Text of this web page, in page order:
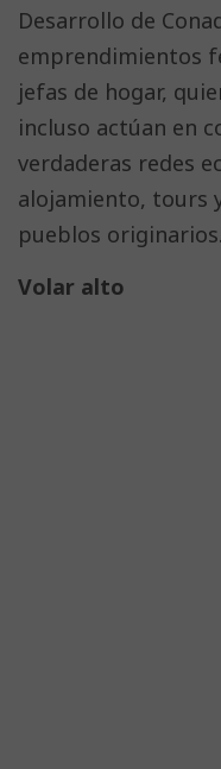
Desarrollo de
emprendimientos
jefas de hogar,
incluso actúan en
verdaderas redes
alojamiento, tours
pueblos originarios.
Volar alto